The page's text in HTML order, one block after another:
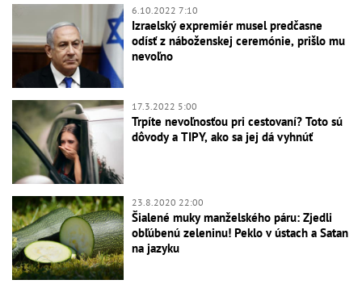
6.10.2022 7:10
Izraelský expremiér musel predčasne
odísť z náboženskej ceremónie, prišlo mu
nevoľno
17.3.2022 5:00
Trpíte nevoľnosťou pri cestovaní? Toto sú
dôvody a TIPY, ako sa jej dá vyhnúť
23.8.2020 22:00
Šialené muky manželského páru: Zjedli
obľúbenú zeleninu! Peklo v ústach a Satan
na jazyku